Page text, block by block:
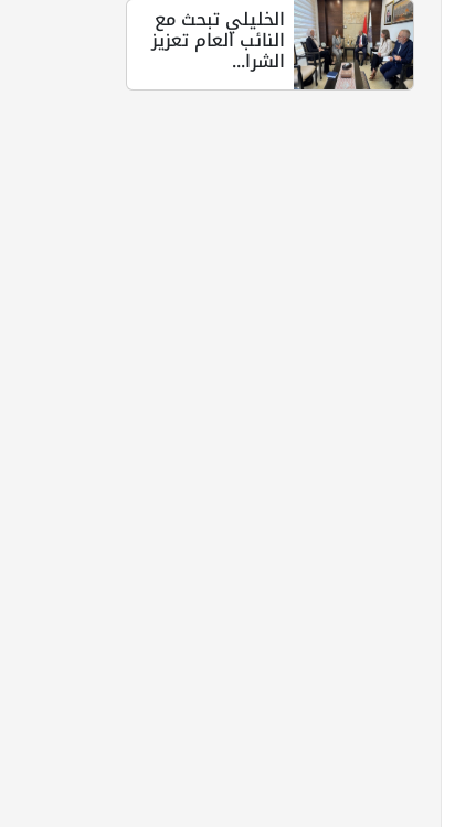
الخليلي تبحث مع
النائب العام تعزيز
الشرا...